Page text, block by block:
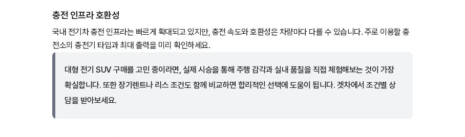
충전 인프라 호환성
국내 전기차 충전 인프라는 빠르게 확대되고 있지만, 충전 속도와 호환성은 차량마다 다를 수 있습니다. 주로 이용할 충
전소의 충전기 타입과 최대 출력을 미리 확인하세요.
대형 전기 SUV 구매를 고민 중이라면, 실제 시승을 통해 주행 감각과 실내 품질을 직접 체험해보는 것이 가장
확실합니다. 또한 장기렌트나 리스 조건도 함께 비교하면 합리적인 선택에 도움이 됩니다. 겟차에서 조건별 상
담을 받아보세요.